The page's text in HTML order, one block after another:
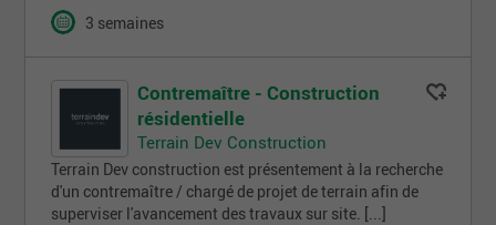
3 semaines
Contremaître - Construction
résidentielle
Terrain Dev Construction
Terrain Dev construction est présentement à la recherche
d'un contremaître / chargé de projet de terrain afin de
superviser l'avancement des travaux sur site. [...]